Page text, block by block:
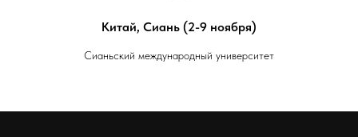
Китай, Сиань (2-9 ноября)
Сианьский международный университет